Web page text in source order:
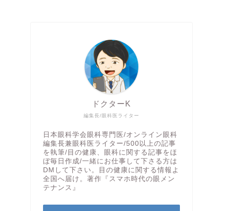
編集長/眼科医ライター
ドクターK
日本眼科学会眼科専門医/オンライン眼科
編集長兼眼科医ライター/500以上の記事
を執筆/目の健康、眼科に関する記事をほ
ぼ毎日作成/一緒にお仕事して下さる方は
DMして下さい。目の健康に関する情報よ
全国へ届け。著作『スマホ時代の眼メン
テナンス』